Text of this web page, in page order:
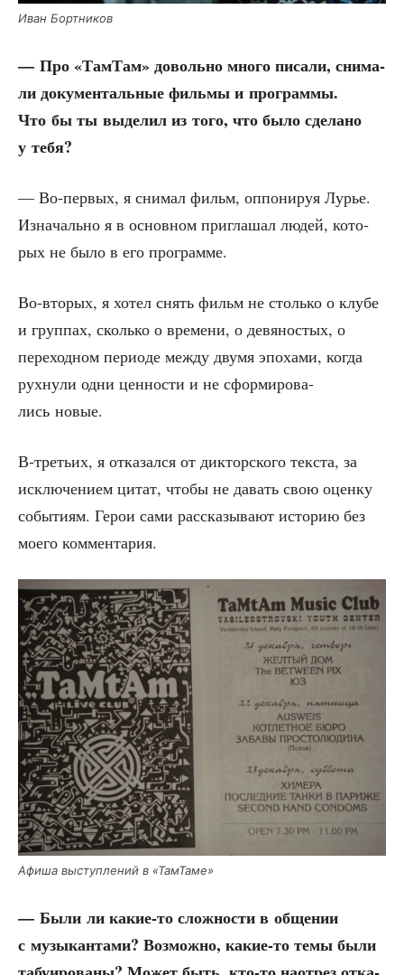
Иван Борт­ни­ков
— Про «Там­Там» доволь­но мно­го писа­ли, сни­ма­
ли доку­мен­таль­ные филь­мы и про­грам­мы.
Что бы ты выде­лил из того, что было сде­ла­но
у тебя?
— Во-пер­вых, я сни­мал фильм, оппо­ни­руя Лурье.
Изна­чаль­но я в основ­ном при­гла­шал людей, кото­
рых не было в его программе.
Во-вто­рых, я хотел снять фильм не столь­ко о клу­бе
и груп­пах, сколь­ко о вре­ме­ни, о девя­но­стых, о
пере­ход­ном пери­о­де меж­ду дву­мя эпо­ха­ми, когда
рух­ну­ли одни цен­но­сти и не сфор­ми­ро­ва­
лись новые.
В‑третьих, я отка­зал­ся от дик­тор­ско­го тек­ста, за
исклю­че­ни­ем цитат, что­бы не давать свою оцен­ку
собы­ти­ям. Герои сами рас­ска­зы­ва­ют исто­рию без
мое­го комментария.
Афи­ша выступ­ле­ний в «Там­Та­ме»
— Были ли какие-то слож­но­сти в обще­нии
с музы­кан­та­ми? Воз­мож­но, какие-то темы были